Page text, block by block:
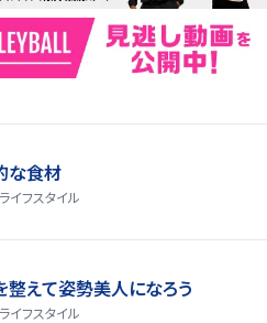
な食材
ライフスタイル
整えて姿勢美人になろう
ライフスタイル